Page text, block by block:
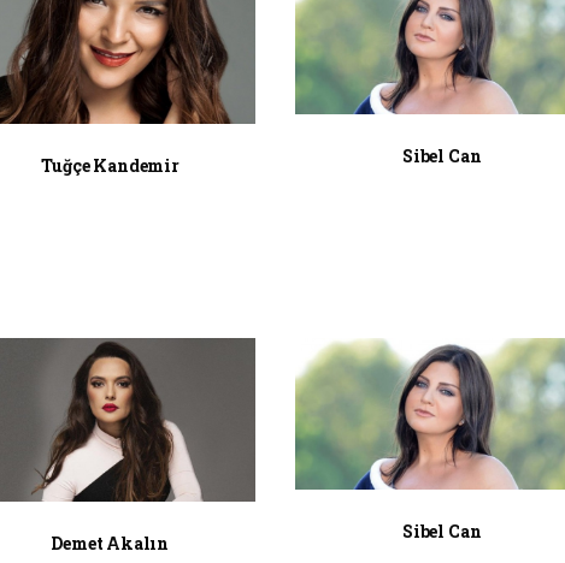
Tuğçe Kandemir Sibel Can
Demet Akalın
Sibel Can